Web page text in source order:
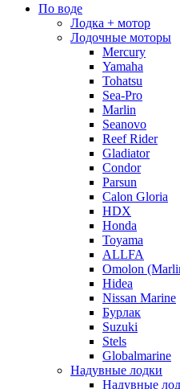
По воде
Лодка + мотор
Лодочные моторы
Mercury
Yamaha
Tohatsu
Sea-Pro
Marlin
Seanovo
Reef Rider
Gladiator
Condor
Parsun
Calon Gloria
HDX
Honda
Toyama
ALLFA
Omolon
Hidea
Nissan Marine
Бурлак
Suzuki
Stels
Globalmarine
Надувные лодки
Надувные